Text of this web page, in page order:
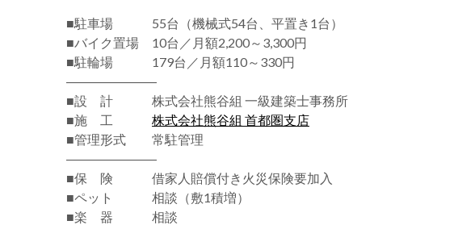
■駐車場 55台（機械式54台、平置き1台）
■バイク置場 10台／月額2,200～3,300円
■駐輪場 179台／月額110～330円
―――――――
■設 計 株式会社熊谷組 一級建築士事務所
■施 工 株式会社熊谷組 首都圏支店
■管理形式 常駐管理
―――――――
■保 険 借家人賠償付き火災保険要加入
■ペット 相談（敷1積増）
■楽 器 相談